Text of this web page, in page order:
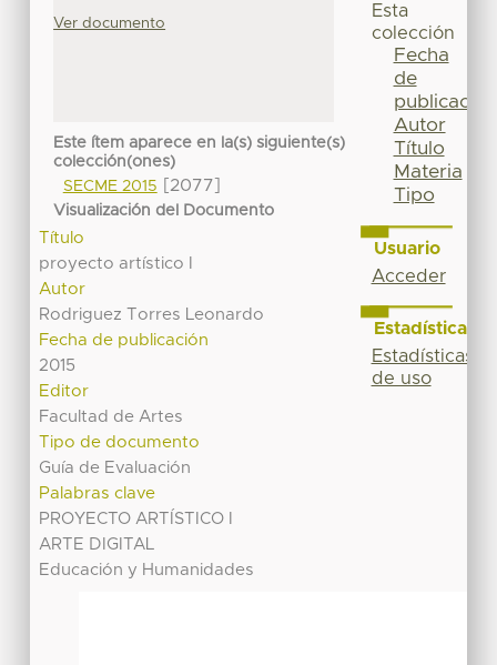
Ver documento
Este ítem aparece en la(s) siguiente(s)
colección(ones)
SECME 2015
[2077]
Visualización del Documento
Título
proyecto artístico I
Autor
Rodriguez Torres Leonardo
Fecha de publicación
2015
Editor
Facultad de Artes
Tipo de documento
Guía de Evaluación
Palabras clave
PROYECTO ARTÍSTICO I
ARTE DIGITAL
Educación y Humanidades
Esta
colección
Fecha
de
publicación
Autor
Título
Materia
Tipo
Usuario
Acceder
Estadísticas
Estadísticas
de uso